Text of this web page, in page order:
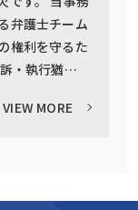
弁護士チーム
権利を守るた
・執行猶…
VIEW MORE